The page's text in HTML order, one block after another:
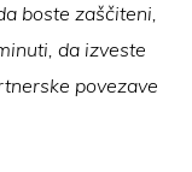
boste zaščiteni,
da izveste
povezave